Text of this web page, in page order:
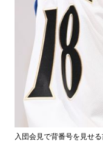
入団会見で背番号を見せ